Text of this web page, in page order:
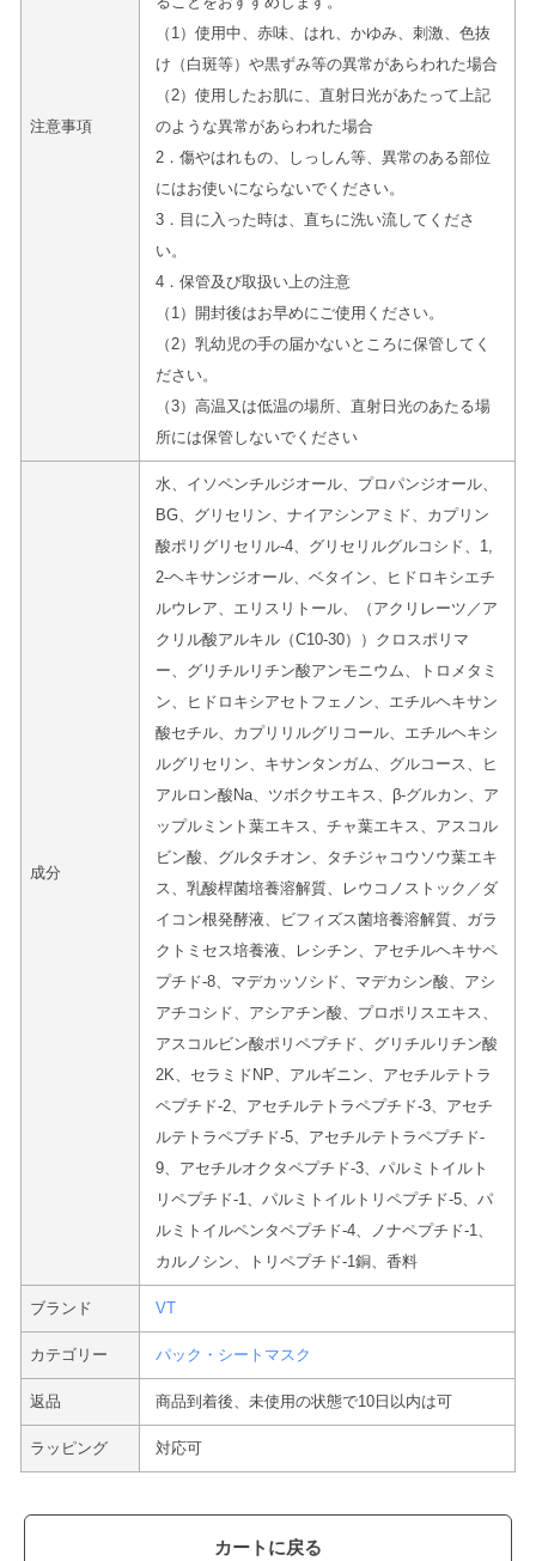
注意事項
（1）使用中、赤味、はれ、かゆみ、刺激、色抜
け（白斑等）や黒ずみ等の異常があらわれた場合
（2）使用したお肌に、直射日光があたって上記
のような異常があらわれた場合
2．傷やはれもの、しっしん等、異常のある部位
にはお使いにならないでください。
3．目に入った時は、直ちに洗い流してくださ
い。
4．保管及び取扱い上の注意
（1）開封後はお早めにご使用ください。
（2）乳幼児の手の届かないところに保管してく
ださい。
（3）高温又は低温の場所、直射日光のあたる場
所には保管しないでください
成分
水、イソペンチルジオール、プロパンジオール、
BG、グリセリン、ナイアシンアミド、カプリン
酸ポリグリセリル-4、グリセリルグルコシド、1,
2-ヘキサンジオール、ベタイン、ヒドロキシエチ
ルウレア、エリスリトール、（アクリレーツ／ア
クリル酸アルキル（C10-30））クロスポリマ
ー、グリチルリチン酸アンモニウム、トロメタミ
ン、ヒドロキシアセトフェノン、エチルヘキサン
酸セチル、カプリリルグリコール、エチルヘキシ
ルグリセリン、キサンタンガム、グルコース、ヒ
アルロン酸Na、ツボクサエキス、β-グルカン、ア
ップルミント葉エキス、チャ葉エキス、アスコル
ビン酸、グルタチオン、タチジャコウソウ葉エキ
ス、乳酸桿菌培養溶解質、レウコノストック／ダ
イコン根発酵液、ビフィズス菌培養溶解質、ガラ
クトミセス培養液、レシチン、アセチルヘキサペ
プチド-8、マデカッソシド、マデカシン酸、アシ
アチコシド、アシアチン酸、プロポリスエキス、
アスコルビン酸ポリペプチド、グリチルリチン酸
2K、セラミドNP、アルギニン、アセチルテトラ
ペプチド-2、アセチルテトラペプチド-3、アセチ
ルテトラペプチド-5、アセチルテトラペプチド-
9、アセチルオクタペプチド-3、パルミトイルト
リペプチド-1、パルミトイルトリペプチド-5、パ
ルミトイルペンタペプチド-4、ノナペプチド-1、
カルノシン、トリペプチド-1銅、香料
ブランド VT
カテゴリー パック・シートマスク
返品 商品到着後、未使用の状態で10日以内は可
ラッピング 対応可
カートに戻る